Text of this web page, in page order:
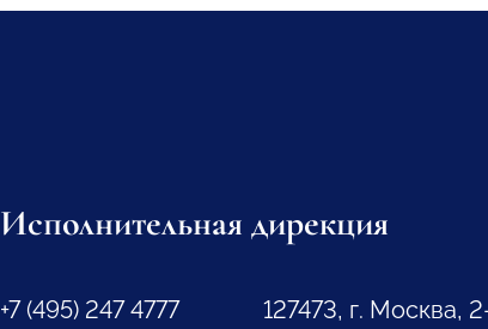
Исполнительная дирекция
+7 (495) 247 4777
127473, г. Москва,